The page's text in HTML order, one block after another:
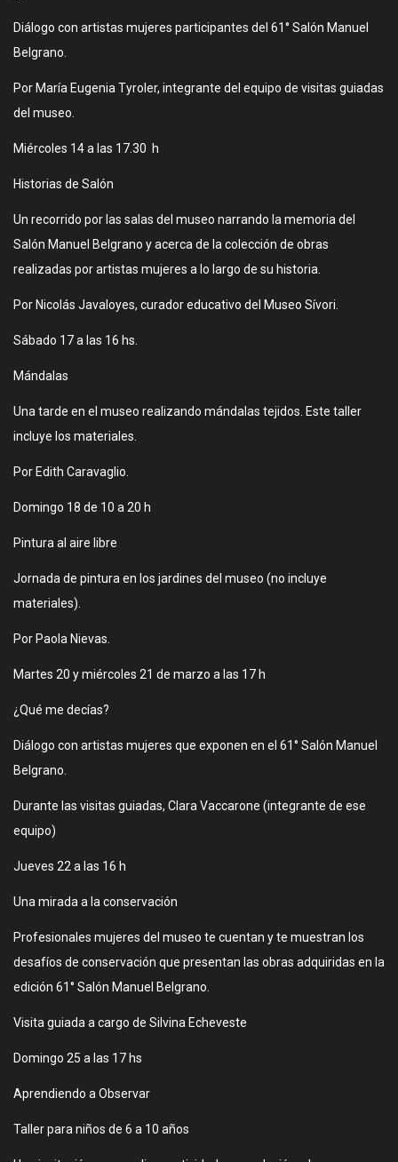
Diálogo con artistas mujeres participantes del 61° Salón Manuel
Belgrano.
Por María Eugenia Tyroler, integrante del equipo de visitas guiadas
del museo.
Miércoles 14 a las 17.30 h
Historias de Salón
Un recorrido por las salas del museo narrando la memoria del
Salón Manuel Belgrano y acerca de la colección de obras
realizadas por artistas mujeres a lo largo de su historia.
Por Nicolás Javaloyes, curador educativo del Museo Sívori.
Sábado 17 a las 16 hs.
Mándalas
Una tarde en el museo realizando mándalas tejidos. Este taller
incluye los materiales.
Por Edith Caravaglio.
Domingo 18 de 10 a 20 h
Pintura al aire libre
Jornada de pintura en los jardines del museo (no incluye
materiales).
Por Paola Nievas.
Martes 20 y miércoles 21 de marzo a las 17 h
¿Qué me decías?
Diálogo con artistas mujeres que exponen en el 61° Salón Manuel
Belgrano.
Durante las visitas guiadas, Clara Vaccarone (integrante de ese
equipo)
Jueves 22 a las 16 h
Una mirada a la conservación
Profesionales mujeres del museo te cuentan y te muestran los
desafíos de conservación que presentan las obras adquiridas en la
edición 61° Salón Manuel Belgrano.
Visita guiada a cargo de Silvina Echeveste
Domingo 25 a las 17 hs
Aprendiendo a Observar
Taller para niños de 6 a 10 años